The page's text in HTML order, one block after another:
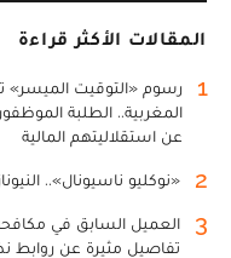
المقالات الأكثر قراءة
1
رسوم «التوقيت الميسر»
المغربية.. الطلبة
عن استقلاليتهم المالية
2 «نوكليو ناسيونال»..
3
العميل السابق في
تفاصيل مثيرة عن روابط